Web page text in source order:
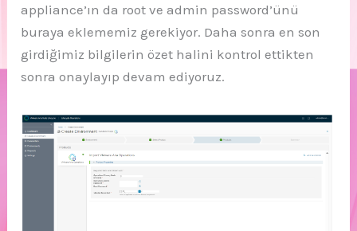
appliance’ın da root ve admin password’ünü
buraya eklememiz gerekiyor. Daha sonra en son
girdiğimiz bilgilerin özet halini kontrol ettikten
sonra onaylayıp devam ediyoruz.